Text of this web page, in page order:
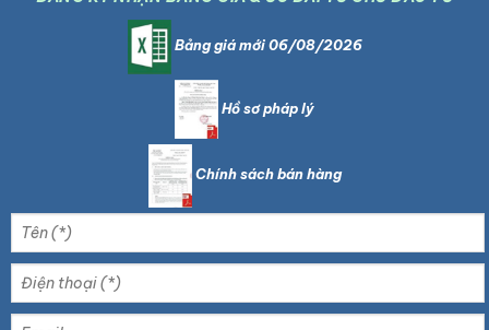
Bảng giá mới 06/08/2026
Hồ sơ pháp lý
Chính sách bán hàng